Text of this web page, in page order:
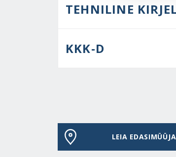
TEHNILINE
KKK-D
LEIA EDASIMÜÜJA